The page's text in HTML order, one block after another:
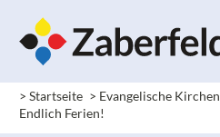
> Startseite > Evangelische Kirchen
Endlich Ferien!